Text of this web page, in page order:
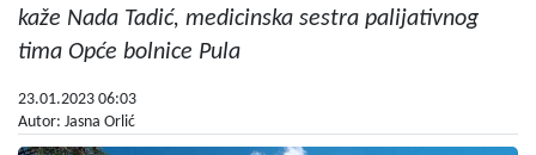
kaže Nada Tadić, medicinska sestra palijativnog
tima Opće bolnice Pula
23.01.2023 06:03
Autor: Jasna Orlić